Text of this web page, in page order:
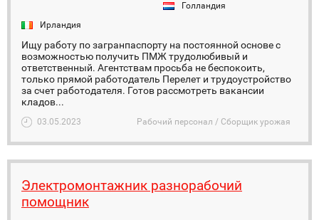
Голландия
Ирландия
Ищу работу по загранпаспорту на постоянной основе с
возможностью получить ПМЖ трудолюбивый и
ответственный. Агентствам просьба не беспокоить,
только прямой работодатель Перелет и трудоустройство
за счет работодателя. Готов рассмотреть вакансии
кладов...
03.05.2023 Рабочий персонал / Сборщик урожая
Электромонтажник разнорабочий
помощник